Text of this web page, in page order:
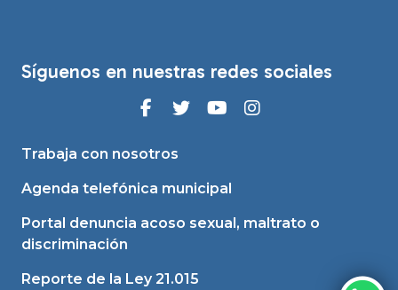
Síguenos en nuestras redes sociales
Trabaja con nosotros
Agenda telefónica municipal
Portal denuncia acoso sexual, maltrato o
discriminación
Reporte de la Ley 21.015